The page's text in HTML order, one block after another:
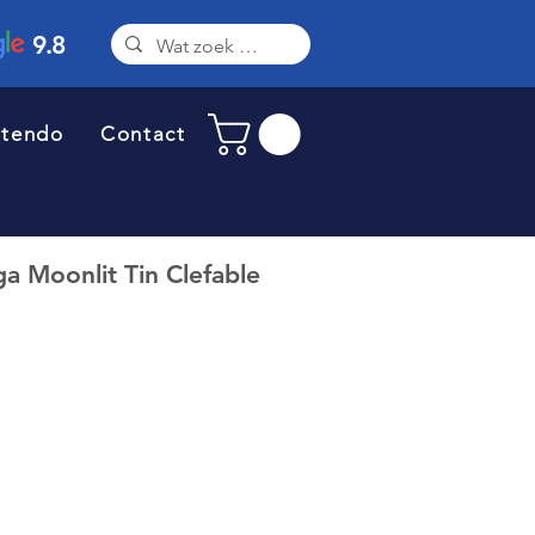
9.8
Contact
Moonlit Tin Clefable